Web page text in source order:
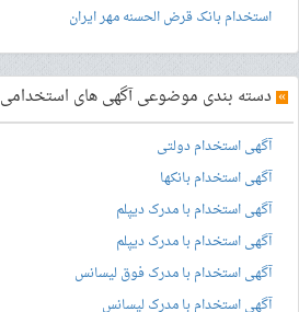
استخدام بانک قرض الحسنه مهر ایران
» دسته بندی موضوعی آگهی های استخدامی
آگهی استخدام دولتی
آگهی استخدام بانکها
آگهی استخدام با مدرک دیپلم
آگهی استخدام با مدرک دیپلم
آگهی استخدام با مدرک فوق لیسانس
آگهی استخدام با مدرک لیسانس